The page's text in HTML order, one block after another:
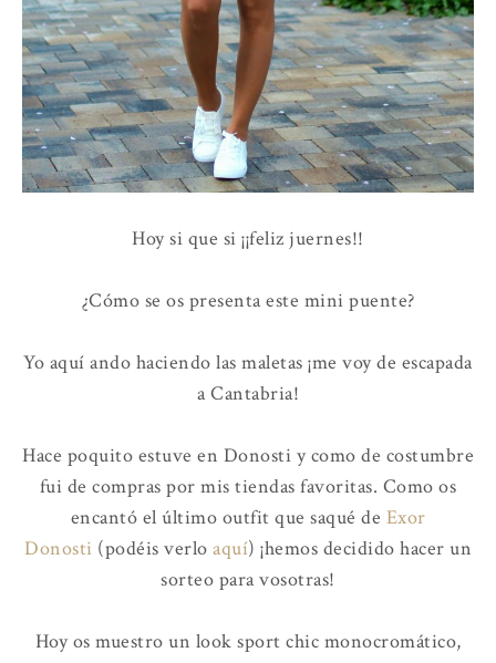
Hoy si que si ¡¡feliz juernes!!
¿Cómo se os presenta este mini puente?
Yo aquí ando haciendo las maletas ¡me voy de escapada
a Cantabria!
Hace poquito estuve en Donosti y como de costumbre
fui de compras por mis tiendas favoritas. Como os
encantó el último outfit que saqué de Exor
Donosti (podéis verlo aquí) ¡hemos decidido hacer un
sorteo para vosotras!
Hoy os muestro un look sport chic monocromático,